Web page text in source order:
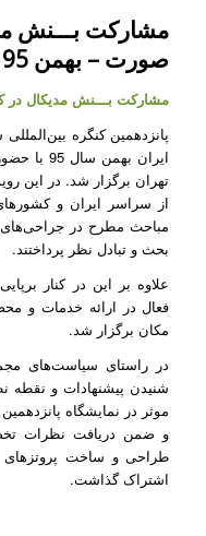
مشارکت بـــنش
صورت – بهمن 95
مشارکت بـــنش مدیکال در
پانزدهمین کنگره
ایران
تهران برگزار شد. در این
از سراسر ایران و
مباحث مطرح در
بحث و تبادل نظر پرداختند.
علاوه بر این در کنار
فعال در ارائه خدمات و
مکان برگزار شد.
در راستای سیاست‌های
شنیدن پیشنهادات و نقطه
موثر در نمایشگاه
و ضمن دریافت نظرات
طراحی و ساخت پروتزهای
اشتراک گذاشت.